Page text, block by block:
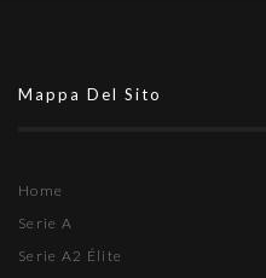
Mappa Del Sito
Home
Serie A
Serie A2 Élite